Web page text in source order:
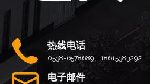
热线电话
0538-6578689、18615383292
电子邮件